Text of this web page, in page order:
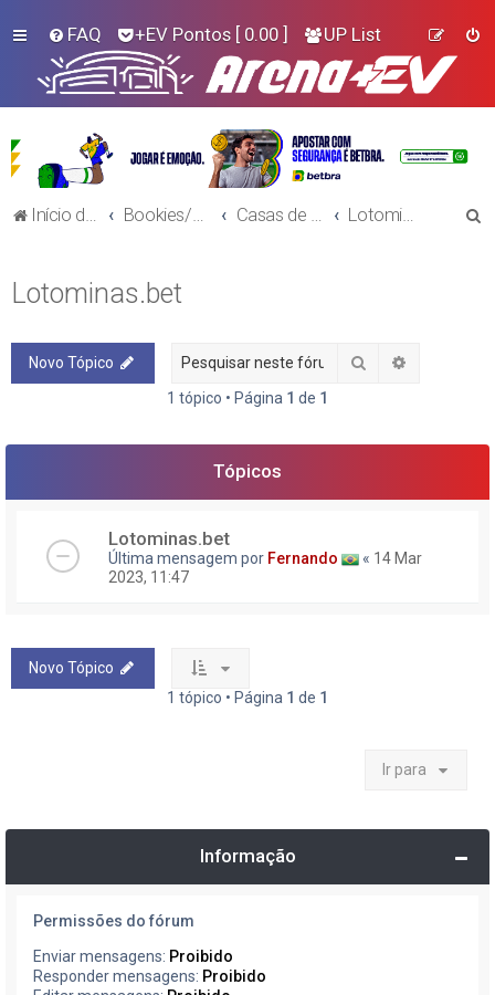
FAQ +EV Pontos [ 0.00 ] UP List
Início do Fórum! Lotominas.bet
Lotominas.bet
Novo Tópico Pesquisar
1 tópico • Página 1 de 1
Tópicos
Lotominas.bet
Última mensagem por Fernando « 14 Mar
2023, 11:47
Novo Tópico
1 tópico • Página 1 de 1
Ir para
Informação
Permissões do fórum
Enviar mensagens: Proibido
Responder mensagens: Proibido